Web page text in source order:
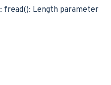
: fread(): Length parameter